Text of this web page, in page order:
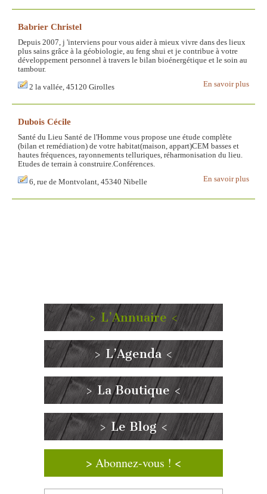
Babrier Christel
Depuis 2007, j 'interviens pour vous aider à mieux vivre dans des lieux
plus sains grâce à la géobiologie, au feng shui et je contribue à votre
développement personnel à travers le bilan bioénergétique et le soin au
tambour.
En savoir plus
2 la vallée, 45120 Girolles
Dubois Cécile
Santé du Lieu Santé de l'Homme vous propose une étude complète
(bilan et remédiation) de votre habitat(maison, appart)CEM basses et
hautes fréquences, rayonnements telluriques, réharmonisation du lieu.
Etudes de terrain à construire.Conférences.
En savoir plus
6, rue de Montvolant, 45340 Nibelle
> L’Annuaire <
> L’Agenda <
> La Boutique <
> Le Blog <
> Abonnez-vous ! <